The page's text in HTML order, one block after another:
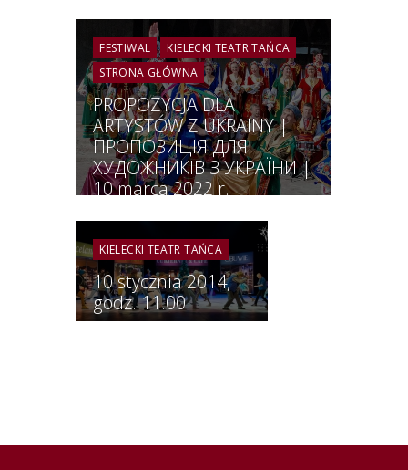
FESTIWAL
KIELECKI TEATR TAŃCA
STRONA GŁÓWNA
PROPOZYCJA DLA
ARTYSTÓW Z UKRAINY |
ПРОПОЗИЦІЯ ДЛЯ
ХУДОЖНИКІВ З УКРАЇНИ |
10 marca 2022 r.
KIELECKI TEATR TAŃCA
10 stycznia 2014,
godz. 11.00